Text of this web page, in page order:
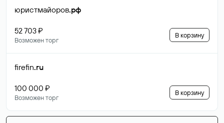
юристмайоров.рф
52 703 ₽
Возможен торг
В корзину
firefin.ru
100 000 ₽
Возможен торг
В корзину